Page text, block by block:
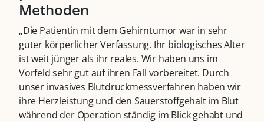
Methoden
„Die Patientin mit dem Gehirntumor war in sehr
guter körperlicher Verfassung. Ihr biologisches Alter
ist weit jünger als ihr reales. Wir haben uns im
Vorfeld sehr gut auf ihren Fall vorbereitet. Durch
unser invasives Blutdruckmessverfahren haben wir
ihre Herzleistung und den Sauerstoffgehalt im Blut
während der Operation ständig im Blick gehabt und